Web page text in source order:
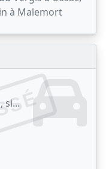
à Malemort
si...